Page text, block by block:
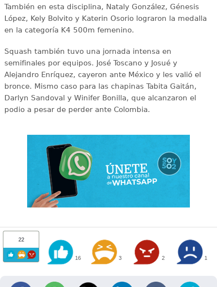
También en esta disciplina, Nataly González, Génesis
López, Kely Bolvito y Katerin Osorio lograron la medalla
en la categoría K4 500m femenino.
Squash también tuvo una jornada intensa en
semifinales por equipos. José Toscano y Josué y
Alejandro Enríquez, cayeron ante México y les valió el
bronce. Mismo caso para las chapinas Tabita Gaitán,
Darlyn Sandoval y Winifer Bonilla, que alcanzaron el
podio a pesar de perder ante Colombia.
22
16 3 2 1